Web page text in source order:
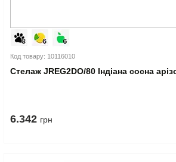
Код товару: 10116010
Стелаж JREG2DO/80 Індіана сосна
6.342 грн